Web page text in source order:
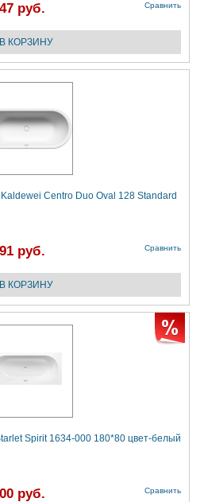
руб. Сравнить
Centro Duo Oval 128 Standard
руб. Сравнить
Spirit 1634-000 180*80 цвет-белый
руб. Сравнить